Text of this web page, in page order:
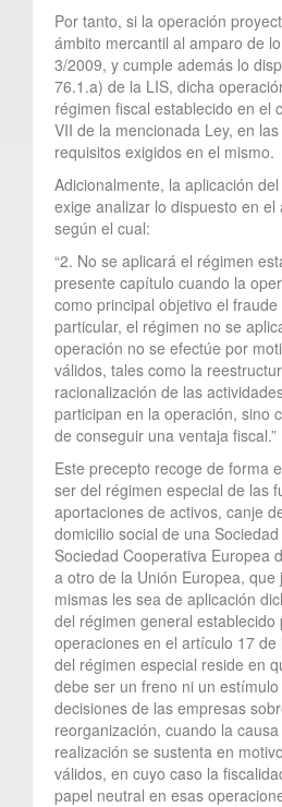
Por tanto, si la operación
ámbito mercantil al amparo de
3/2009, y cumple además lo
76.1.a) de la LIS, dicha
régimen fiscal establecido en el
VII de la mencionada Ley, en
requisitos exigidos en el mismo.
Adicionalmente, la aplicación
exige analizar lo dispuesto en
según el cual:
“2. No se aplicará el régimen
presente capítulo cuando la
como principal objetivo el
particular, el régimen no se
operación no se efectúe por
válidos, tales como la
racionalización de las
participan en la operación, sino
de conseguir una ventaja fiscal.”
Este precepto recoge de forma
ser del régimen especial de las
aportaciones de activos, canje
domicilio social de una
Sociedad Cooperativa Europea
a otro de la Unión Europea, que
mismas les sea de aplicación
del régimen general establecido
operaciones en el artículo 17 de
del régimen especial reside en
debe ser un freno ni un
decisiones de las empresas
reorganización, cuando la
realización se sustenta en
válidos, en cuyo caso la
papel neutral en esas